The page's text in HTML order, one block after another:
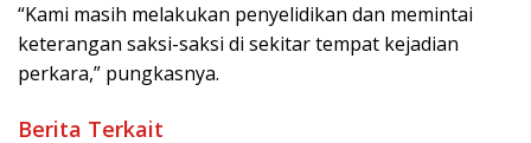
“Kami masih melakukan penyelidikan dan memintai
keterangan saksi-saksi di sekitar tempat kejadian
perkara,” pungkasnya.
Berita Terkait